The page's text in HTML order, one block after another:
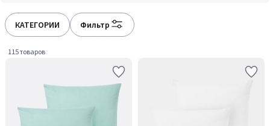
КАТЕГОРИИ Фильтр
115 товаров